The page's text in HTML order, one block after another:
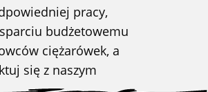
pracy,
budżetowemu
ciężarówek, a
się z naszym